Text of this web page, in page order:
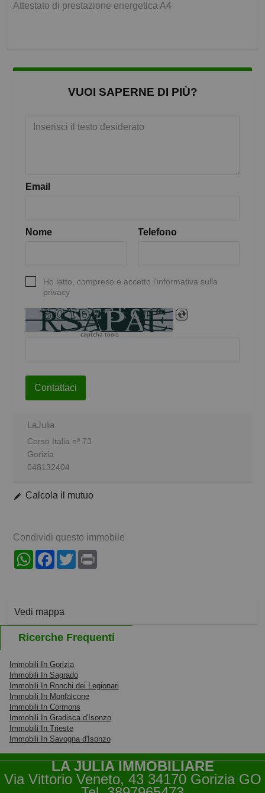
Attestato di prestazione energetica A4
VUOI SAPERNE DI PIÙ?
Email
Nome Telefono
Ho letto, compreso e accetto l'informativa sulla
privacy
captcha tools
Contattaci
LaJulia
Corso Italia nº 73
Gorizia
048132404
Calcola il mutuo
Condividi questo immobile
WhatsAppFacebook
Twitter
Vedi mappa
Ricerche Frequenti
Immobili In Gorizia
Immobili In Sagrado
Immobili In Ronchi dei Legionari
Immobili In Monfalcone
Immobili In Cormons
Immobili In Gradisca d'Isonzo
Immobili In Trieste
Immobili In Savogna d'Isonzo
LA JULIA IMMOBILIARE
Via Vittorio Veneto, 43 34170 Gorizia GO